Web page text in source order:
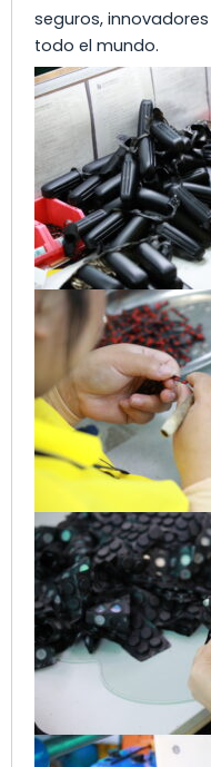
seguros,
todo el mundo.